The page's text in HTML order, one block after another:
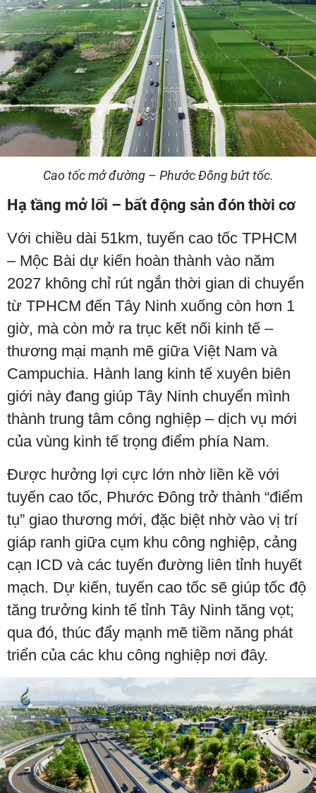
Cao tốc mở đường – Phước Đông bứt tốc.
Hạ tầng mở lối – bất động sản đón thời cơ
Với chiều dài 51km, tuyến cao tốc TPHCM
– Mộc Bài dự kiến hoàn thành vào năm
2027 không chỉ rút ngắn thời gian di chuyển
từ TPHCM đến Tây Ninh xuống còn hơn 1
giờ, mà còn mở ra trục kết nối kinh tế –
thương mại mạnh mẽ giữa Việt Nam và
Campuchia. Hành lang kinh tế xuyên biên
giới này đang giúp Tây Ninh chuyển mình
thành trung tâm công nghiệp – dịch vụ mới
của vùng kinh tế trọng điểm phía Nam.
Được hưởng lợi cực lớn nhờ liền kề với
tuyến cao tốc, Phước Đông trở thành “điểm
tụ” giao thương mới, đặc biệt nhờ vào vị trí
giáp ranh giữa cụm khu công nghiệp, cảng
cạn ICD và các tuyến đường liên tỉnh huyết
mạch. Dự kiến, tuyến cao tốc sẽ giúp tốc độ
tăng trưởng kinh tế tỉnh Tây Ninh tăng vọt;
qua đó, thúc đẩy mạnh mẽ tiềm năng phát
triển của các khu công nghiệp nơi đây.